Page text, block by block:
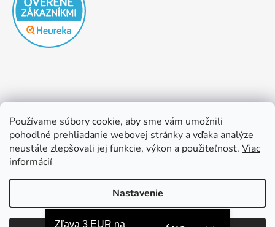
Používame súbory cookie, aby sme vám umožnili
pohodlné prehliadanie webovej stránky a vďaka analýze
neustále zlepšovali jej funkcie, výkon a použiteľnosť. Viac
informácií
Nastavenie
Vytvoril Shoptet
Zľava 3 EUR na